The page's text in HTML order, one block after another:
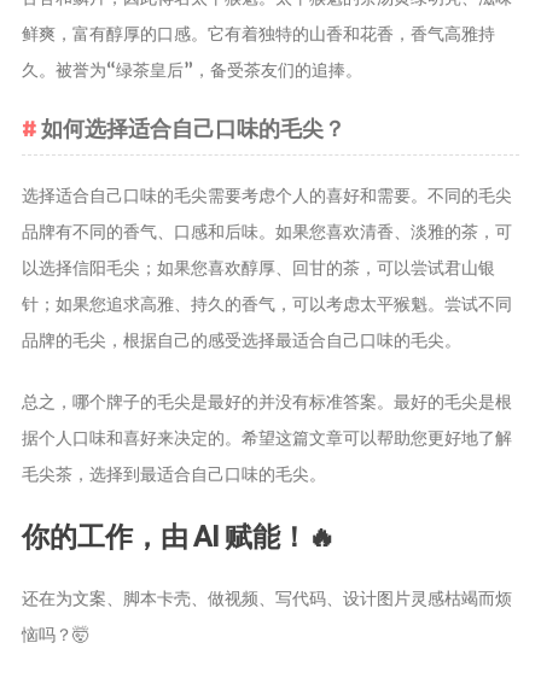
鲜爽，富有醇厚的口感。它有着独特的山香和花香，香气高雅持
久。被誉为“绿茶皇后”，备受茶友们的追捧。
如何选择适合自己口味的毛尖？
选择适合自己口味的毛尖需要考虑个人的喜好和需要。不同的毛尖
品牌有不同的香气、口感和后味。如果您喜欢清香、淡雅的茶，可
以选择信阳毛尖；如果您喜欢醇厚、回甘的茶，可以尝试君山银
针；如果您追求高雅、持久的香气，可以考虑太平猴魁。尝试不同
品牌的毛尖，根据自己的感受选择最适合自己口味的毛尖。
总之，哪个牌子的毛尖是最好的并没有标准答案。最好的毛尖是根
据个人口味和喜好来决定的。希望这篇文章可以帮助您更好地了解
毛尖茶，选择到最适合自己口味的毛尖。
你的工作，由 AI 赋能！🔥
还在为文案、脚本卡壳、做视频、写代码、设计图片灵感枯竭而烦
恼吗？🤯